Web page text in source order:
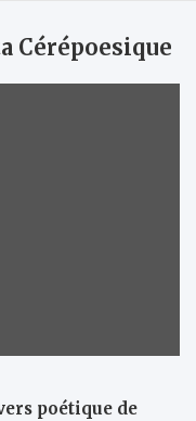
Cérépoesique
poétique de